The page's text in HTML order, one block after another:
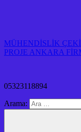
MÜHENDİSLİK
PROJE ANKARA
05323118894
Arama: